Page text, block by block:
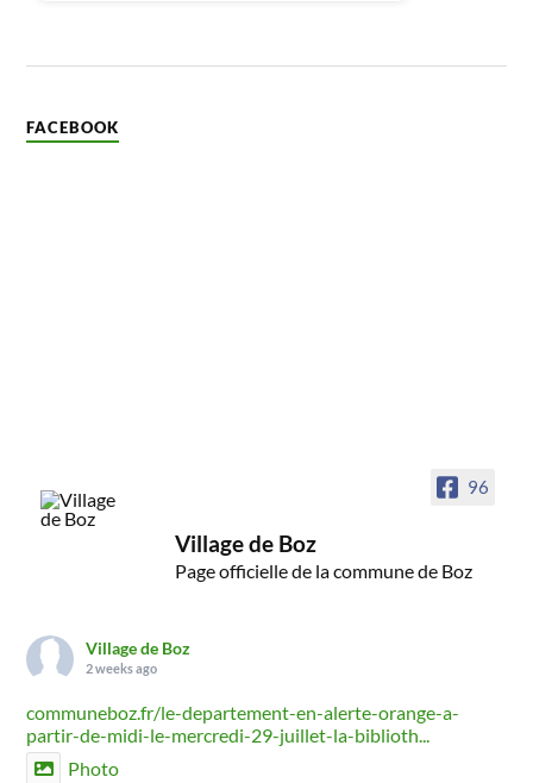
FACEBOOK
96
Village de Boz
Page officielle de la commune de Boz
Village de Boz
2 weeks ago
communeboz.fr/le-departement-en-alerte-orange-a-
partir-de-midi-le-mercredi-29-juillet-la-biblioth...
Photo